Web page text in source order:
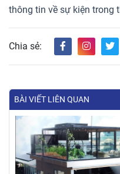
thông tin về sự kiện trong
Chia sẻ:
BÀI VIẾT LIÊN QUAN